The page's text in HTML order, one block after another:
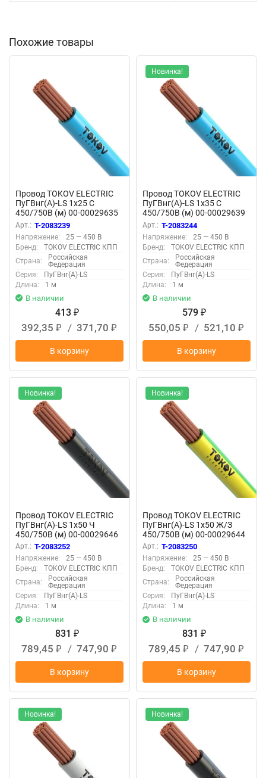
Похожие товары
Провод TOKOV ELECTRIC
ПуГВнг(А)-LS 1х25 С
450/750В (м) 00-00029635
Арт.: T-2083239
Напряжение:
25 — 450 В
Бренд:
TOKOV ELECTRIC КПП
Страна:
Российская
Федерация
Серия:
ПуГВнг(А)-LS
Длина:
1 м
В наличии
413 ₽
392,35 ₽ / 371,70 ₽
В корзину
Новинка!
Провод TOKOV ELECTRIC
ПуГВнг(А)-LS 1х35 С
450/750В (м) 00-00029639
Арт.: T-2083244
Напряжение:
25 — 450 В
Бренд:
TOKOV ELECTRIC КПП
Страна:
Российская
Федерация
Серия:
ПуГВнг(А)-LS
Длина:
1 м
В наличии
579 ₽
550,05 ₽ / 521,10 ₽
В корзину
Новинка!
Провод TOKOV ELECTRIC
ПуГВнг(А)-LS 1х50 Ч
450/750В (м) 00-00029646
Арт.: T-2083252
Напряжение:
25 — 450 В
Бренд:
TOKOV ELECTRIC КПП
Страна:
Российская
Федерация
Серия:
ПуГВнг(А)-LS
Длина:
1 м
В наличии
831 ₽
789,45 ₽ / 747,90 ₽
В корзину
Новинка!
Провод TOKOV ELECTRIC
ПуГВнг(А)-LS 1х50 Ж/З
450/750В (м) 00-00029644
Арт.: T-2083250
Напряжение:
25 — 450 В
Бренд:
TOKOV ELECTRIC КПП
Страна:
Российская
Федерация
Серия:
ПуГВнг(А)-LS
Длина:
1 м
В наличии
831 ₽
789,45 ₽ / 747,90 ₽
В корзину
Новинка! Новинка!